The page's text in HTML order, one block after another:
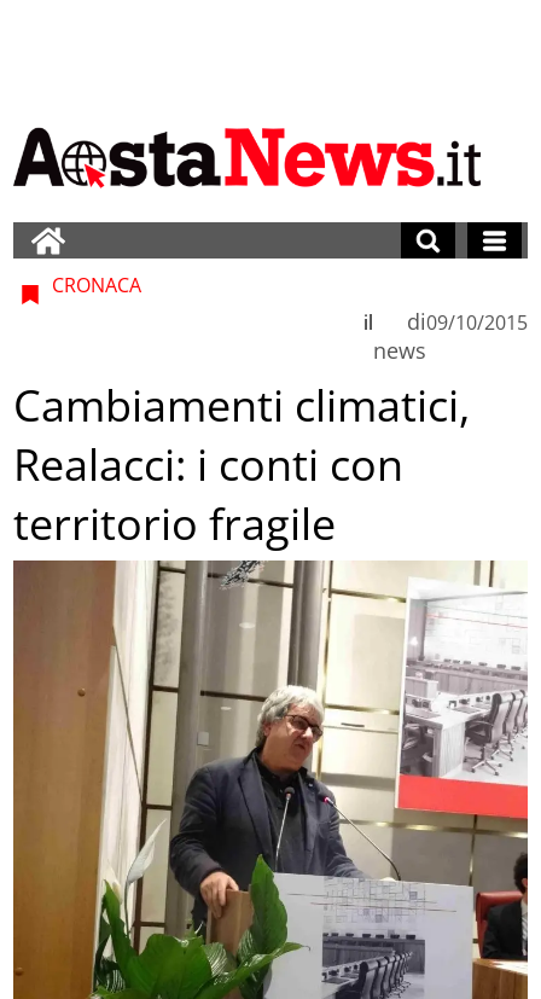
CRONACA
di
news
il 09/10/2015
Cambiamenti climatici,
Realacci: i conti con
territorio fragile